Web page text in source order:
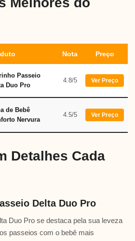
Nota Preço
Passeio
Duo Pro
4.8/5 Ver Preço
de Bebê
Nervura
4.5/5 Ver Preço
Detalhes Cada
Delta Duo Pro
Duo Pro se destaca pela sua leveza
passeios com o bebê mais